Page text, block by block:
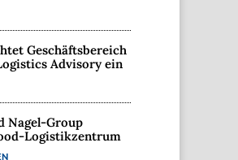
Geschäftsbereich
Advisory ein
Nagel-Group
Logistikzentrum